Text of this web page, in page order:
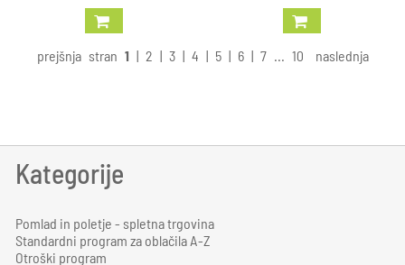
prejšnja stran 1 | 2 | 3 | 4 | 5 | 6 | 7 10 naslednja
Kategorije
Pomlad in poletje - spletna trgovina
Standardni program za oblačila A-Z
Otroški program